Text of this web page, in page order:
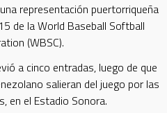
representación puertorriqueña
de la World Baseball Softball
(WBSC).
a cinco entradas, luego de que
salieran del juego por las
en el Estadio Sonora.